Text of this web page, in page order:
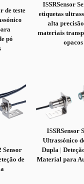
de teste
pó
ISSRSensor
etiquetas
alta
materiais
opacos
Sensor
de
ISSRSensor
Ultrassónico
Dupla |
Material para